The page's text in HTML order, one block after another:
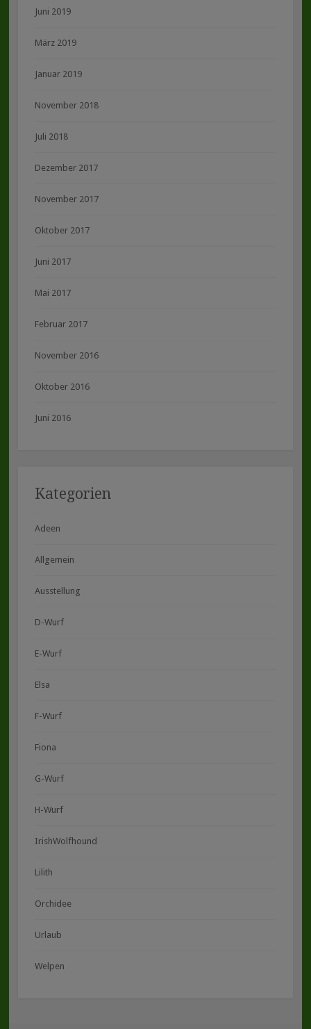
Juni 2019
März 2019
Januar 2019
November 2018
Juli 2018
Dezember 2017
November 2017
Oktober 2017
Juni 2017
Mai 2017
Februar 2017
November 2016
Oktober 2016
Juni 2016
Kategorien
Adeen
Allgemein
Ausstellung
D-Wurf
E-Wurf
Elsa
F-Wurf
Fiona
G-Wurf
H-Wurf
IrishWolfhound
Lilith
Orchidee
Urlaub
Welpen